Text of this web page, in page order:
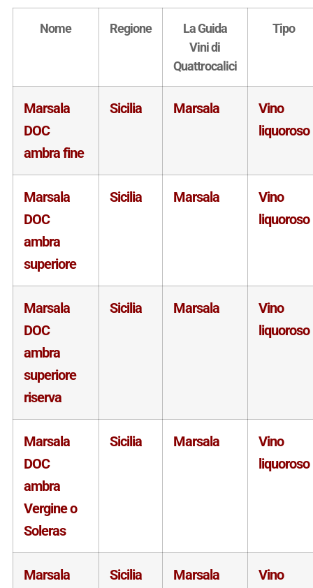
Nome Regione
La Guida
Vini di
Quattrocalici
Tipo
Marsala
DOC
ambra fine
Sicilia Marsala
Vino
liquoroso
Marsala
DOC
ambra
superiore
Sicilia Marsala
Vino
liquoroso
Marsala
DOC
ambra
superiore
riserva
Sicilia Marsala
Vino
liquoroso
Marsala
DOC
ambra
Vergine o
Soleras
Sicilia Marsala
Vino
liquoroso
Marsala Sicilia Marsala Vino